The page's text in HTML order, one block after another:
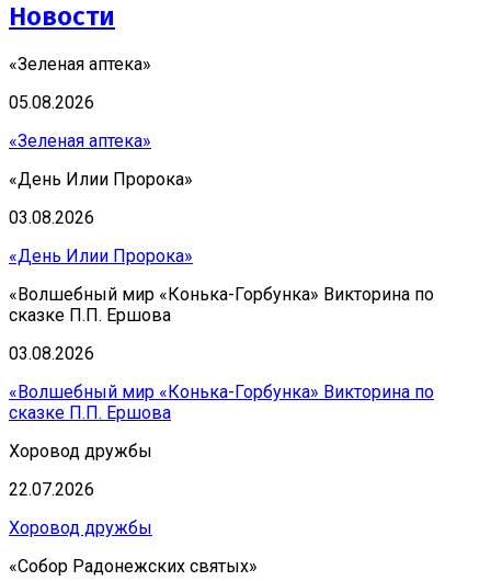
Новости
«Зеленая аптека»
05.08.2026
«Зеленая аптека»
«День Илии Пророка»
03.08.2026
«День Илии Пророка»
«Волшебный мир «Конька-Горбунка» Викторина по
сказке П.П. Ершова
03.08.2026
«Волшебный мир «Конька-Горбунка» Викторина по
сказке П.П. Ершова
Хоровод дружбы
22.07.2026
Хоровод дружбы
«Собор Радонежских святых»